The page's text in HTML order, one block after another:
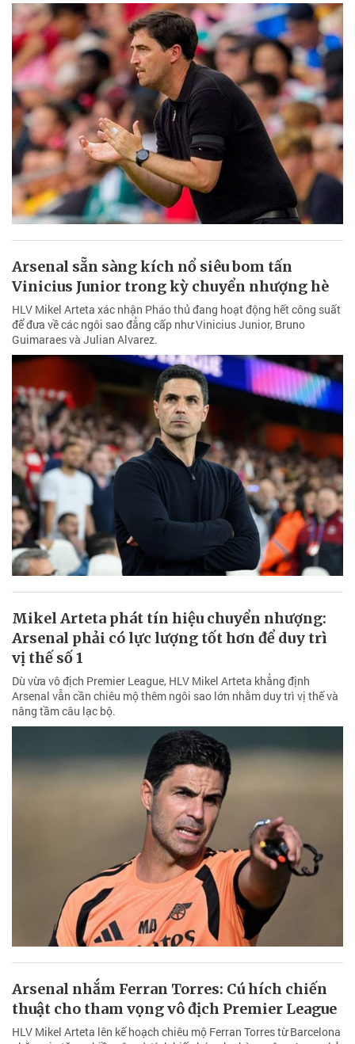
Arsenal sẵn sàng kích nổ siêu bom tấn
Vinicius Junior trong kỳ chuyển nhượng hè
HLV Mikel Arteta xác nhận Pháo thủ đang hoạt động hết công suất
để đưa về các ngôi sao đẳng cấp như Vinicius Junior, Bruno
Guimaraes và Julian Alvarez.
Mikel Arteta phát tín hiệu chuyển nhượng:
Arsenal phải có lực lượng tốt hơn để duy trì
vị thế số 1
Dù vừa vô địch Premier League, HLV Mikel Arteta khẳng định
Arsenal vẫn cần chiêu mộ thêm ngôi sao lớn nhằm duy trì vị thế và
nâng tầm câu lạc bộ.
Arsenal nhắm Ferran Torres: Cú hích chiến
thuật cho tham vọng vô địch Premier League
HLV Mikel Arteta lên kế hoạch chiêu mộ Ferran Torres từ Barcelona